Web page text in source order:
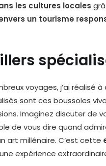
les cultures locales
un tourisme
voyages, j’ai réalisé
sont ces boussoles
Imaginez discuter de
de vous dire quand
art millénaire. C’est cette
expérience